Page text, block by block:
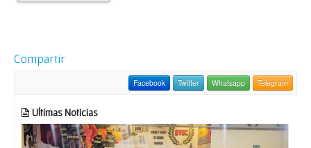
Compartir
Facebook Twitter Whatsapp Telegram
Ultimas Noticias